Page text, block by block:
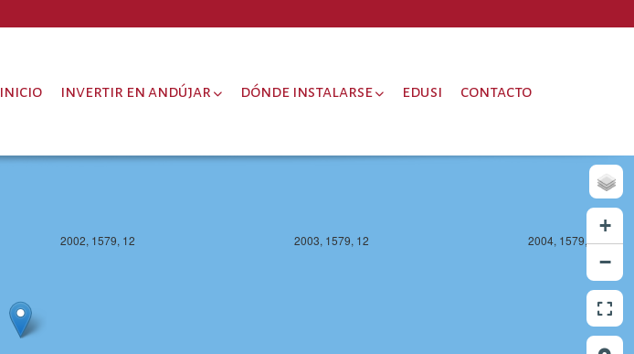
inicio invertir en andújar dónde instalarse edusi contacto
2002, 1579, 12 2003, 1579, 12 2004, 1579, 12
+
−